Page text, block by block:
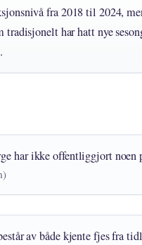
fra 2018 til 2024,
tradisjonelt har hatt nye
har ikke offentliggjort noen
av både kjente fjes fra